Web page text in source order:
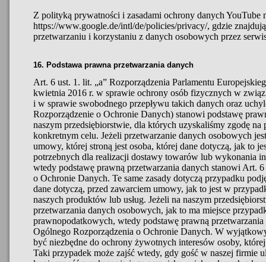
Z polityką prywatności i zasadami ochrony danych YouTube
https://www.google.de/intl/de/policies/privacy/, gdzie
przetwarzaniu i korzystaniu z danych osobowych przez
16. Podstawa prawna przetwarzania danych
Art. 6 ust. 1. lit. „a” Rozporządzenia Parlamentu
kwietnia 2016 r. w sprawie ochrony osób fizycznych w
i w sprawie swobodnego przepływu takich danych oraz
Rozporządzenie o Ochronie Danych) stanowi podstawę
naszym przedsiębiorstwie, dla których uzyskaliśmy zgodę
konkretnym celu. Jeżeli przetwarzanie danych osobowych
umowy, której stroną jest osoba, której dane dotyczą, jak to
potrzebnych dla realizacji dostawy towarów lub wykonania
wtedy podstawę prawną przetwarzania danych stanowi Art.
o Ochronie Danych. Te same zasady dotyczą przypadku
dane dotyczą, przed zawarciem umowy, jak to jest w
naszych produktów lub usług. Jeżeli na naszym
przetwarzania danych osobowych, jak to ma miejsce
prawnopodatkowych, wtedy podstawę prawną
Ogólnego Rozporządzenia o Ochronie Danych. W
być niezbędne do ochrony żywotnych interesów osoby,
Taki przypadek może zajść wtedy, gdy gość w naszej firmie